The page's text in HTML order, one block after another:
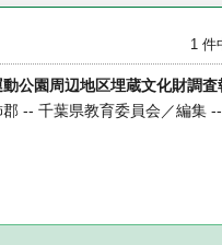
1 件
公園周辺地区埋蔵文化財調査
郡 -- 千葉県教育委員会／編集